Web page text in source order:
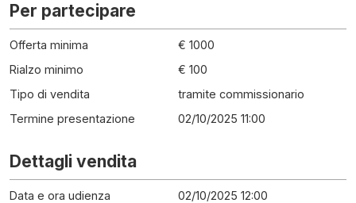
Per partecipare
Offerta minima
€ 1000
Rialzo minimo
€ 100
Tipo di vendita
tramite commissionario
Termine presentazione
02/10/2025 11:00
Dettagli vendita
Data e ora udienza
02/10/2025 12:00